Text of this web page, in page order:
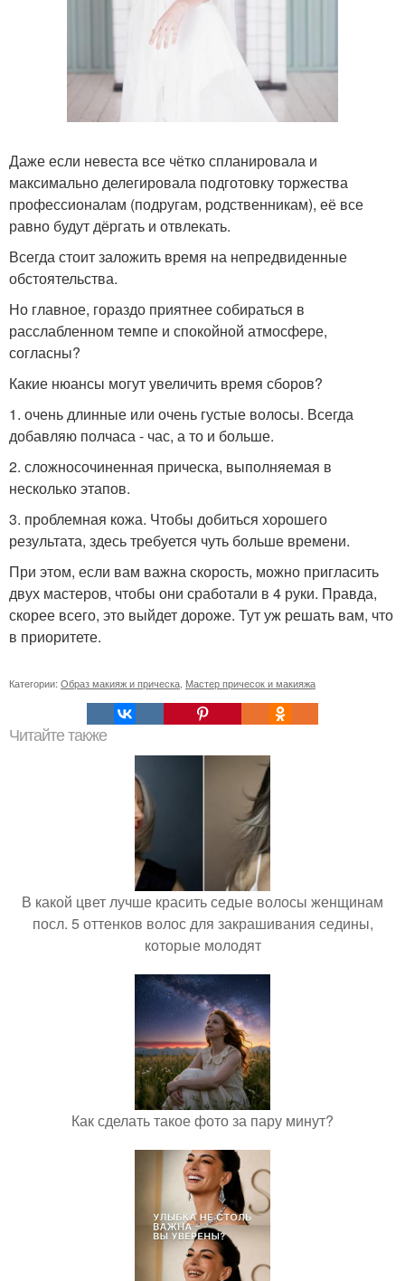
Даже если невеста все чётко спланировала и
максимально делегировала подготовку торжества
профессионалам (подругам, родственникам), её все
равно будут дёргать и отвлекать.
Всегда стоит заложить время на непредвиденные
обстоятельства.
Но главное, гораздо приятнее собираться в
расслабленном темпе и спокойной атмосфере,
согласны?
Какие нюансы могут увеличить время сборов?
1. очень длинные или очень густые волосы. Всегда
добавляю полчаса - час, а то и больше.
2. сложносочиненная прическа, выполняемая в
несколько этапов.
3. проблемная кожа. Чтобы добиться хорошего
результата, здесь требуется чуть больше времени.
При этом, если вам важна скорость, можно пригласить
двух мастеров, чтобы они сработали в 4 руки. Правда,
скорее всего, это выйдет дороже. Тут уж решать вам, что
в приоритете.
Категории: Образ макияж и прическа Мастер причесок и макияжа
Читайте также
В какой цвет лучше красить седые волосы женщинам
посл. 5 оттенков волос для закрашивания седины,
которые молодят
Как сделать такое фото за пару минут?